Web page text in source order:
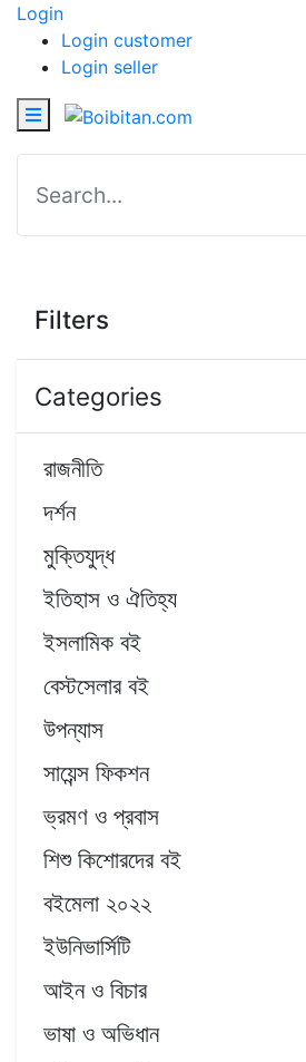
Login
Login customer
Login seller
Filters
Categories
রাজনীতি
দর্শন
মুক্তিযুদ্ধ
ইতিহাস ও ঐতিহ্য
ইসলামিক বই
বেস্টসেলার বই
উপন্যাস
সায়েন্স ফিকশন
ভ্রমণ ও প্রবাস
শিশু কিশোরদের বই
বইমেলা ২০২২
ইউনিভার্সিটি
আইন ও বিচার
ভাষা ও অভিধান